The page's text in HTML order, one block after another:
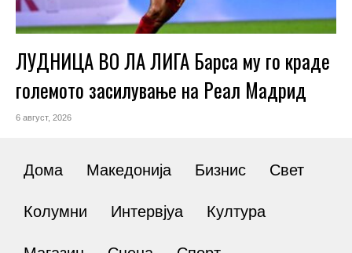
ЛУДНИЦА ВО ЛА ЛИГА Барса му го краде
големото засилување на Реал Мадрид
6 август, 2026
Дома Македонија Бизнис Свет
Колумни Интервјуа Култура